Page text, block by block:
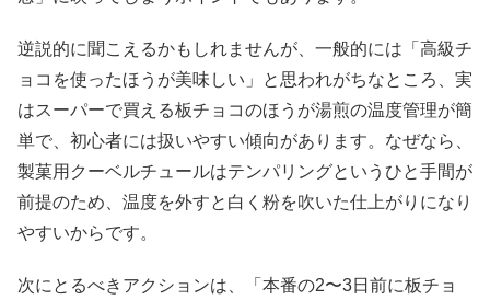
逆説的に聞こえるかもしれませんが、一般的には「高級チ
ョコを使ったほうが美味しい」と思われがちなところ、実
はスーパーで買える板チョコのほうが湯煎の温度管理が簡
単で、初心者には扱いやすい傾向があります。なぜなら、
製菓用クーベルチュールはテンパリングというひと手間が
前提のため、温度を外すと白く粉を吹いた仕上がりになり
やすいからです。
次にとるべきアクションは、「本番の2〜3日前に板チョ